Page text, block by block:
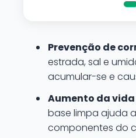
Prevenção de
estrada, sal e
acumular-se e
Aumento da
base limpa ajuda
componentes do